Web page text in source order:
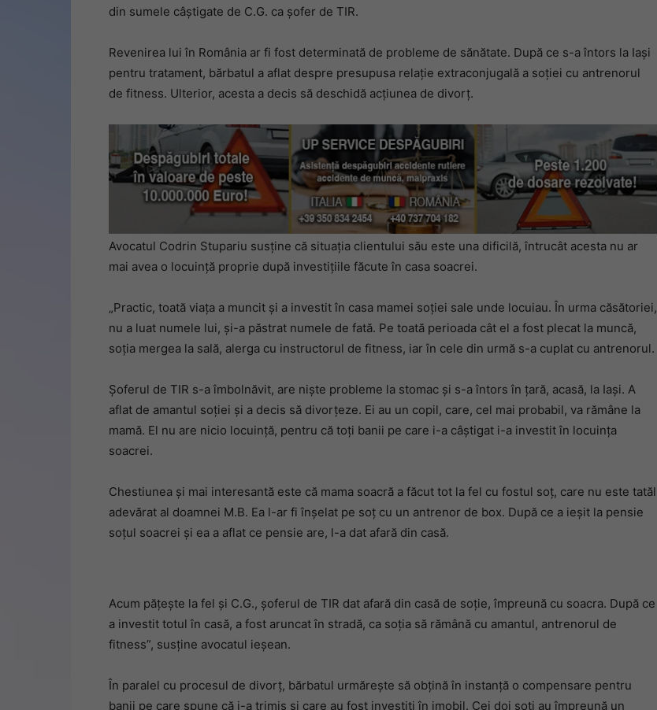
din sumele câștigate de C.G. ca șofer de TIR.
Revenirea lui în România ar fi fost determinată de probleme de sănătate. După ce s-a întors la Iași
pentru tratament, bărbatul a aflat despre presupusa relație extraconjugală a soției cu antrenorul
de fitness. Ulterior, acesta a decis să deschidă acțiunea de divorț.
Avocatul Codrin Stupariu susține că situația clientului său este una dificilă, întrucât acesta nu ar
mai avea o locuință proprie după investițiile făcute în casa soacrei.
„Practic, toată viața a muncit și a investit în casa mamei soției sale unde locuiau. În urma căsătoriei,
nu a luat numele lui, și-a păstrat numele de fată. Pe toată perioada cât el a fost plecat la muncă,
soția mergea la sală, alerga cu instructorul de fitness, iar în cele din urmă s-a cuplat cu antrenorul.
Șoferul de TIR s-a îmbolnăvit, are niște probleme la stomac și s-a întors în țară, acasă, la Iași. A
aflat de amantul soției și a decis să divorțeze. Ei au un copil, care, cel mai probabil, va rămâne la
mamă. El nu are nicio locuință, pentru că toți banii pe care i-a câștigat i-a investit în locuința
soacrei.
Chestiunea și mai interesantă este că mama soacră a făcut tot la fel cu fostul soț, care nu este tatăl
adevărat al doamnei M.B. Ea l-ar fi înșelat pe soț cu un antrenor de box. După ce a ieșit la pensie
soțul soacrei și ea a aflat ce pensie are, l-a dat afară din casă.
Acum pățește la fel și C.G., șoferul de TIR dat afară din casă de soție, împreună cu soacra. După ce
a investit totul în casă, a fost aruncat în stradă, ca soția să rămână cu amantul, antrenorul de
fitness”, susține avocatul ieșean.
În paralel cu procesul de divorț, bărbatul urmărește să obțină în instanță o compensare pentru
banii pe care spune că i-a trimis și care au fost investiți în imobil. Cei doi soți au împreună un